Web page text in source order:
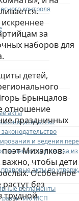
контроля
акты
и ведения
имущества из
акты по
регламенты
развитию МСП
за
наборов для
детей,
Брынцалов
отношение
праздничных
поэт Михалков:
важно, чтобы дети
Особенное
без
трудной